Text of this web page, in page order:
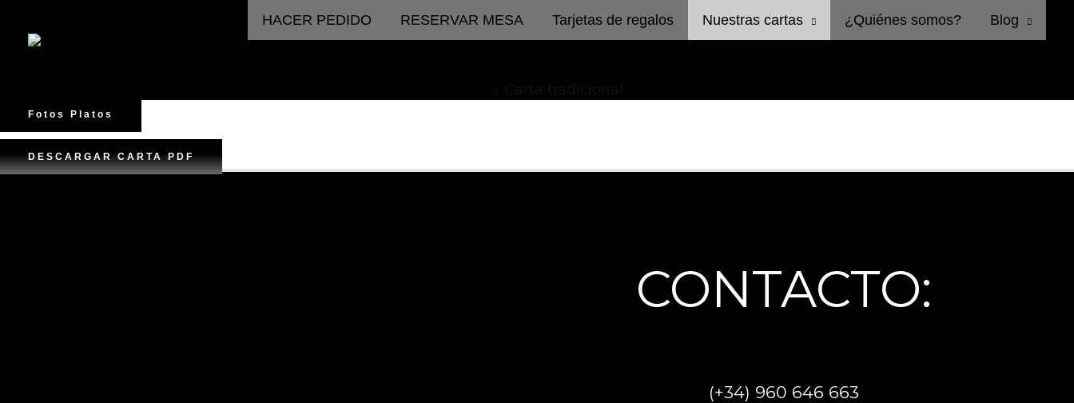
HACER PEDIDO RESERVAR MESA Tarjetas de regalos Nuestras cartas ¿Quiénes somos? Blog
Fotos Platos
DESCARGAR CARTA PDF
CONTACTO:
(+34) 960 646 663